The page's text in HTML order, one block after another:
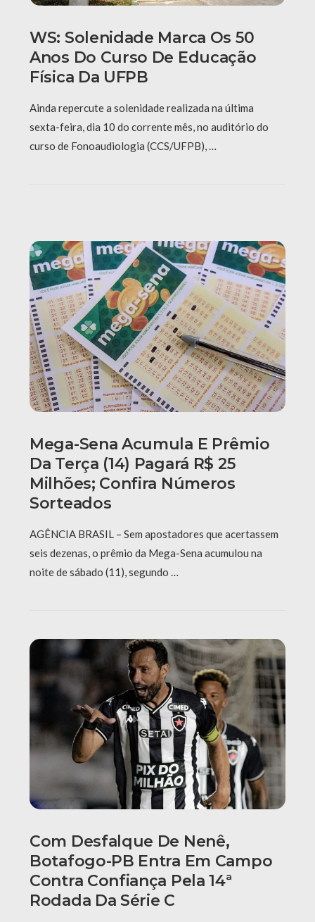
WS: Solenidade Marca Os 50
Anos Do Curso De Educação
Física Da UFPB
Ainda repercute a solenidade realizada na última
sexta-feira, dia 10 do corrente mês, no auditório do
curso de Fonoaudiologia (CCS/UFPB), …
Mega-Sena Acumula E Prêmio
Da Terça (14) Pagará R$ 25
Milhões; Confira Números
Sorteados
AGÊNCIA BRASIL – Sem apostadores que acertassem
seis dezenas, o prêmio da Mega-Sena acumulou na
noite de sábado (11), segundo …
Com Desfalque De Nenê,
Botafogo-PB Entra Em Campo
Contra Confiança Pela 14ª
Rodada Da Série C